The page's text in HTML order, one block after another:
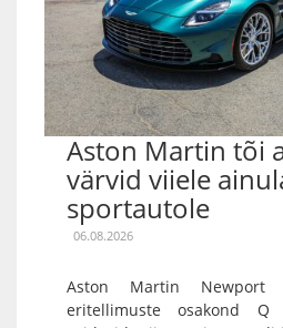
Aston Martin tõi
värvid viiele
sportautole
06.08.2026
Aston Martin
eritellimuste osakond